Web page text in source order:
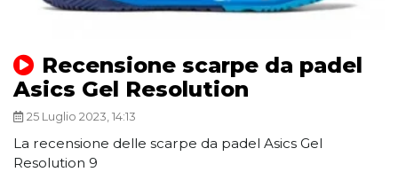
Recensione scarpe da padel
Asics Gel Resolution
25 Luglio 2023, 14:13
La recensione delle scarpe da padel Asics Gel
Resolution 9